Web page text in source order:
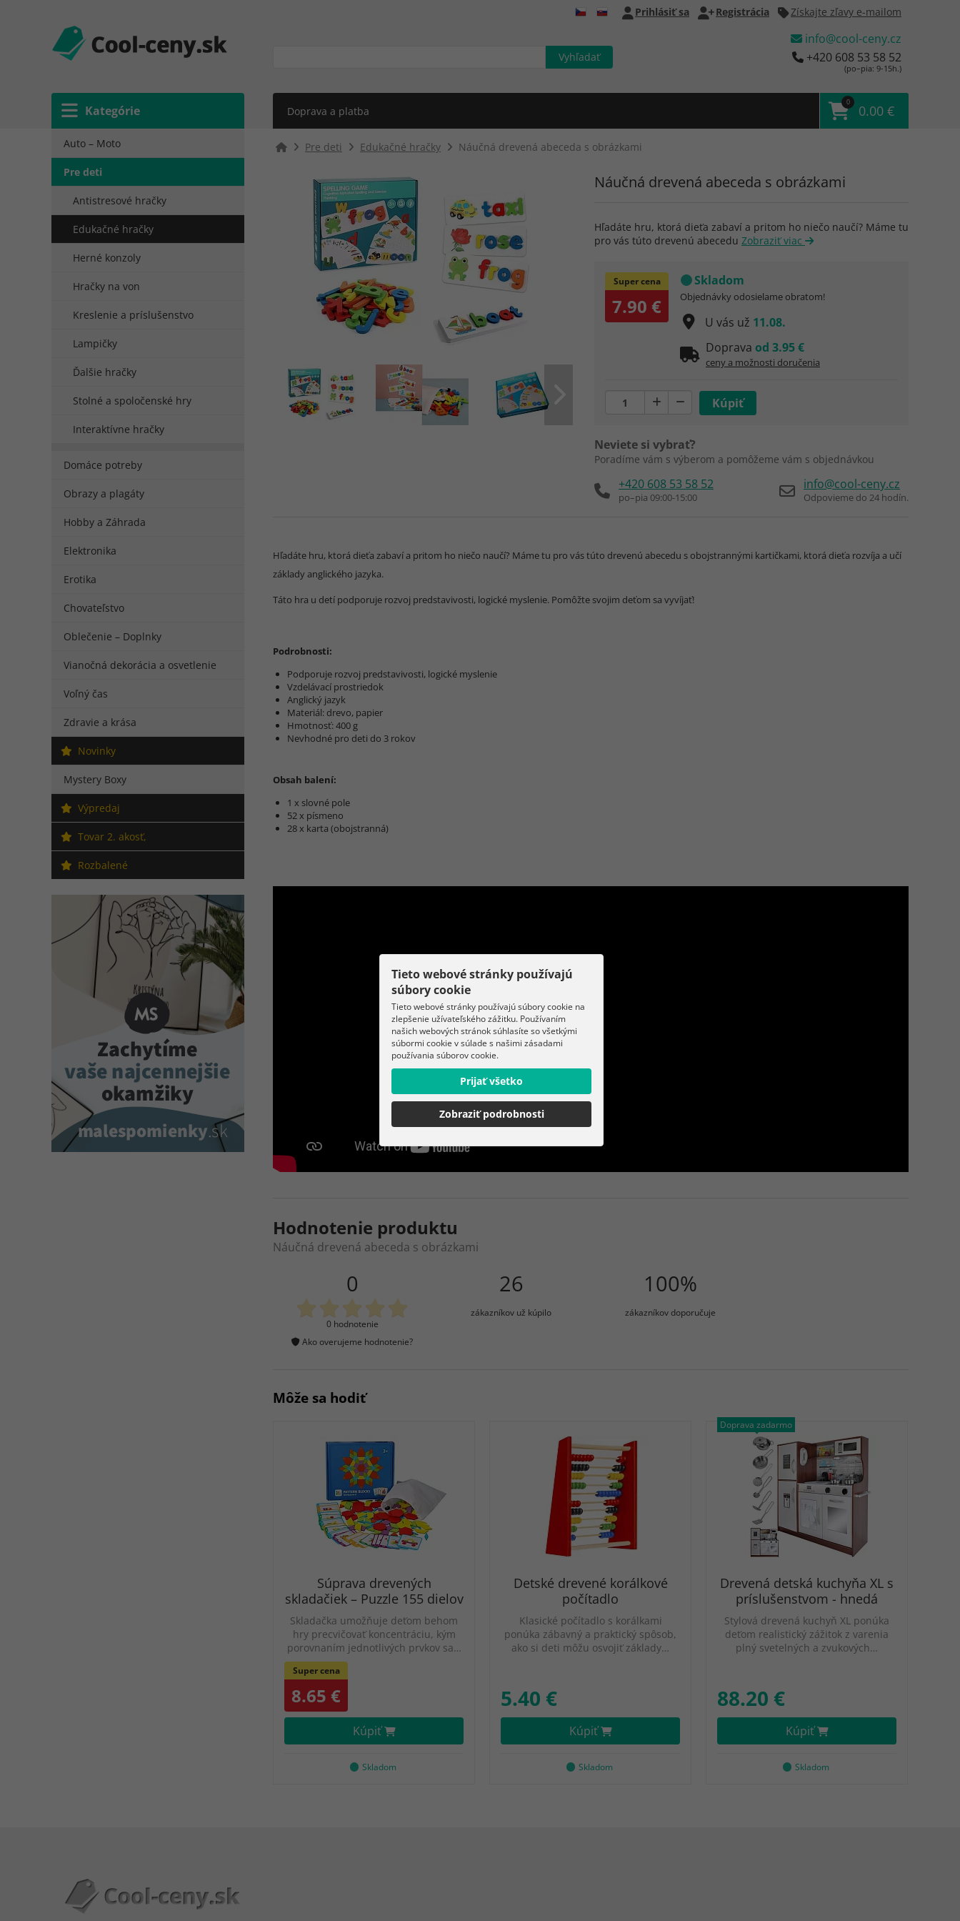
Kategórie
Prihlásiť sa Registrácia Získajte zľavy e-mailom
info@cool-ceny.cz
+420 608 53 58 52
(po–pia: 9-15h.)
Doprava a platba
0
0.00 €
Auto – Moto
Pre deti
Antistresové hračky
Edukačné hračky
Herné konzoly
Hračky na von
Kreslenie a príslušenstvo
Lampičky
Ďalšie hračky
Stolné a spoločenské hry
Interaktívne hračky
Domáce potreby
Obrazy a plagáty
Hobby a Záhrada
Elektronika
Erotika
Chovateľstvo
Oblečenie – Doplnky
Vianočná dekorácia a osvetlenie
Voľný čas
Zdravie a krása
Novinky
Mystery Boxy
Výpredaj
Tovar 2. akosť,
Rozbalené
Pre deti Edukačné hračky Náučná drevená abeceda s obrázkami
Náučná drevená abeceda s obrázkami
Hľadáte hru, ktorá dieťa zabaví a pritom ho niečo naučí? Máme tu
pro vás túto drevenú abecedu Zobraziť viac
Super cena
7.90 €
Skladom
Objednávky odosielame obratom!
U vás už 11.08.
Doprava od 3.95 €
ceny a možnosti doručenia
Neviete si vybrať?
Poradíme vám s výberom a pomôžeme vám s objednávkou
+420 608 53 58 52
po–pia 09:00-15:00
info@cool-ceny.cz
Odpovieme do 24 hodín.
Hľadáte hru, ktorá dieťa zabaví a pritom ho niečo naučí? Máme tu pro vás túto drevenú abecedu s obojstrannými kartičkami, ktorá dieťa rozvíja a učí
základy anglického jazyka.
Táto hra u detí podporuje rozvoj predstavivosti, logické myslenie. Pomôžte svojim deťom sa vyvíjať!
Podrobnosti:
Podporuje rozvoj predstavivosti, logické myslenie
Vzdelávací prostriedok
Anglický jazyk
Materiál: drevo, papier
Hmotnosť: 400 g
Nevhodné pro deti do 3 rokov
Obsah balení:
1 x slovné pole
52 x písmeno
28 x karta (obojstranná)
Hodnotenie produktu
Náučná drevená abeceda s obrázkami
0
0 hodnotenie
Ako overujeme hodnotenie?
26
zákazníkov už kúpilo
100%
zákazníkov doporučuje
Môže sa hodiť
Súprava drevených
skladačiek – Puzzle 155 dielov
Skladačka umožňuje deťom behom
hry precvičovať koncentráciu, kým
porovnaním jednotlivých prvkov sa…
Super cena
8.65 €
Kúpiť
Skladom
Detské drevené korálkové
počítadlo
Klasické počítadlo s korálkami
ponúka zábavný a praktický spôsob,
ako si deti môžu osvojiť základy…
5.40 €
Kúpiť
Skladom
Doprava zadarmo
Drevená detská kuchyňa XL s
príslušenstvom - hnedá
Stylová drevená kuchyň XL ponúka
deťom realistický zážitok z varenia
plný svetelných a zvukových…
88.20 €
Kúpiť
Skladom
Tieto webové stránky používajú
súbory cookie
Tieto webové stránky používajú súbory cookie na
zlepšenie užívateľského zážitku. Používaním
našich webových stránok súhlasíte so všetkými
súbormi cookie v súlade s našimi zásadami
používania súborov cookie.
Prijať všetko
Zobraziť podrobnosti